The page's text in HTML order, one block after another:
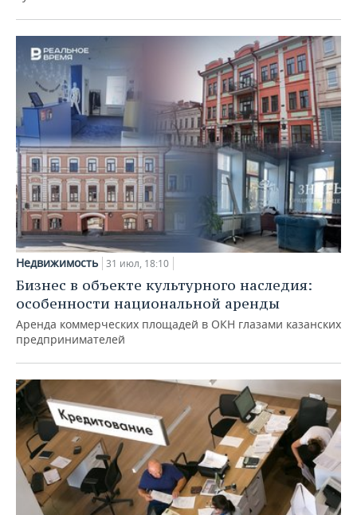
Недвижимость 31 июл, 18:10
Бизнес в объекте культурного наследия:
особенности национальной аренды
Аренда коммерческих площадей в ОКН глазами казанских
предпринимателей